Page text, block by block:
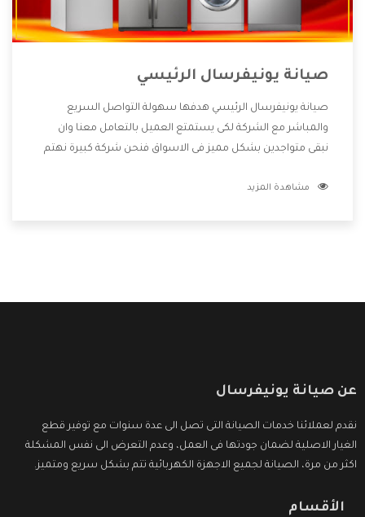
صيانة يونيفرسال الرئيسي
صيانة يونيفرسال الرئيسي هدفها سهولة التواصل السريع
والمباشر مع الشركة لكى يستمتع العميل بالتعامل معنا وان
نبقى متواجدين بشكل مميز فى الاسواق فنحن شركة كبيرة نهتم
الشركة بها والتى تكون منها خدمة الصيانة التى تكون من أهم
مشاهدة المزيد
عن صيانة يونيفرسال
نقدم لعملائنا خدمات الصيانة التى تصل الى عدة سنوات مع توفير قطع
الغيار الاصلية لضمان جودتها فى العمل، وعدم التعرض الى نفس المشكلة
اكثر من مرة، الصيانة لجميع الاجهزة الكهربائية تتم بشكل سريع ومتميز.
الأقسام